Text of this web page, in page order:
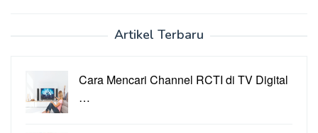
Artikel Terbaru
Cara Mencari Channel RCTI di TV Digital
…